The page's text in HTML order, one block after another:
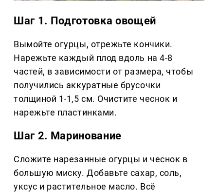
Шаг 1. Подготовка овощей
Вымойте огурцы, отрежьте кончики.
Нарежьте каждый плод вдоль на 4-8
частей, в зависимости от размера, чтобы
получились аккуратные брусочки
толщиной 1-1,5 см. Очистите чеснок и
нарежьте пластинками.
Шаг 2. Маринование
Сложите нарезанные огурцы и чеснок в
большую миску. Добавьте сахар, соль,
уксус и растительное масло. Всё